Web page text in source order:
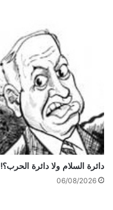
دائرة السلام ولا دائرة الحرب؟!
06/08/2026